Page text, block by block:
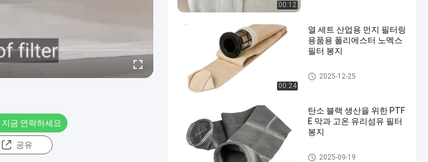
지금 연락하세요
공유
00:12
00:24
열 세트 산업용 먼지 필터링
용품용 폴리에스터 노멕스
필터 봉지
집진기 필터 백
2025-12-25
탄소 블랙 생산을 위한 PTF
E 막과 고온 유리섬유 필터
봉지
유리섬유 필터 봉지
2025-09-19